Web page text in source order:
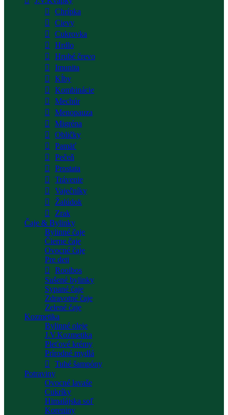
Chrípka
Cievy
Cukrovka
Hrdlo
Hrubé črevo
Imunita
Kĺby
Kombinácie
Mechúr
Menopauza
Migréna
Obličky
Pamäť
Pečeň
Prostata
Trávenie
Vaječníky
Žalúdok
Zrak
Čaje & Bylinky
Bylinné čaje
Čierne čaje
Ovocné čaje
Pre deti
Rooibos
Sušené bylinky
Sypané čaje
Zdravotné čaje
Zelené čaje
Kozmetika
Bylinné oleje
J.V.Kozmetika
Pleťové krémy
Prírodné mydlá
Tuhé šampóny
Potraviny
Ovocné lavaše
Cukríky
Himalájska soľ
Koreniny